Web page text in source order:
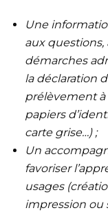
Une
aux
démarches
la déclaration
prélèvement à
papiers
carte grise…) ;
Un
favoriser
usages
impression ou